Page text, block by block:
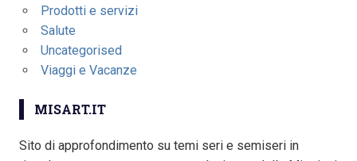
Prodotti e servizi
Salute
Uncategorised
Viaggi e Vacanze
MISART.IT
Sito di approfondimento su temi seri e semiseri in